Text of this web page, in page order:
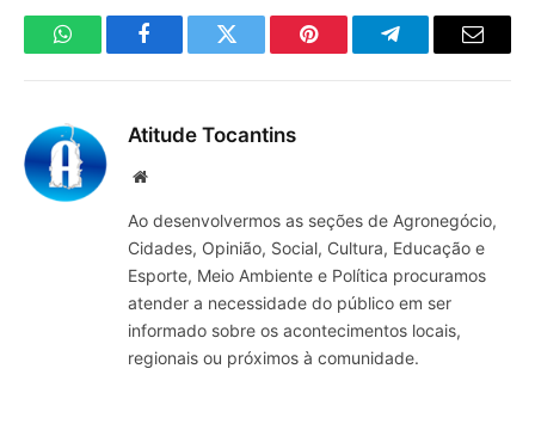
WhatsAppFacebookTwitter Pinterest TelegramaE-
Atitude Tocantins
Site
Ao desenvolvermos as seções de Agronegócio,
Cidades, Opinião, Social, Cultura, Educação e
Esporte, Meio Ambiente e Política procuramos
atender a necessidade do público em ser
informado sobre os acontecimentos locais,
regionais ou próximos à comunidade.